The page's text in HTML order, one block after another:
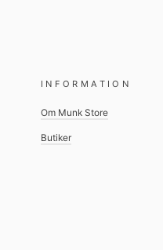
INFORMATION
Om Munk Store
Butiker